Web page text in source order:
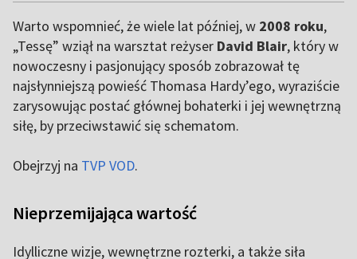
Warto wspomnieć, że wiele lat później, w 2008 roku,
„Tessę” wziął na warsztat reżyser David Blair, który w
nowoczesny i pasjonujący sposób zobrazował tę
najsłynniejszą powieść Thomasa Hardy’ego, wyraziście
zarysowując postać głównej bohaterki i jej wewnętrzną
siłę, by przeciwstawić się schematom.
Obejrzyj na TVP VOD.
Nieprzemijająca wartość
Idylliczne wizje, wewnętrzne rozterki, a także siła